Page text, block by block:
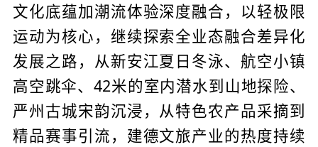
文化底蕴加潮流体验深度融合，以轻极限
运动为核心，继续探索全业态融合差异化
发展之路，从新安江夏日冬泳、航空小镇
高空跳伞、42米的室内潜水到山地探险、
严州古城宋韵沉浸，从特色农产品采摘到
精品赛事引流，建德文旅产业的热度持续